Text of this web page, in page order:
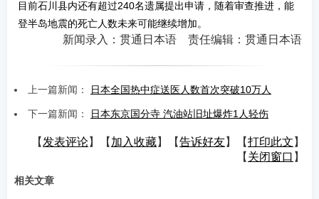
目前石川县内还有超过240名遗属提出申请，随着审查推进，能
登半岛地震的死亡人数未来可能继续增加。
新闻录入：贯通日本语 责任编辑：贯通日本语
上一篇新闻： 日本全国热中症送医人数首次突破10万人
下一篇新闻： 日本东京国分寺 汽油站旧址爆炸1人轻伤
【 发表评论】【 加入收藏】【告诉好友】【打印此文 】
【 关闭窗口 】
相关文章